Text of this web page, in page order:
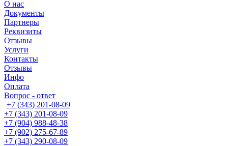
О нас
Документы
Партнеры
Реквизиты
Отзывы
Услуги
Контакты
Отзывы
Инфо
Оплата
Вопрос - ответ
+7 (343) 201-08-09
+7 (343) 201-08-09
+7 (904) 988-48-38
+7 (902) 275-67-89
+7 (343) 290-08-09